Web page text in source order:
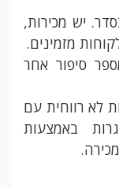
יש מכירות,
מזמינים.
סיפור אחר
לא רווחית עם
באמצעות